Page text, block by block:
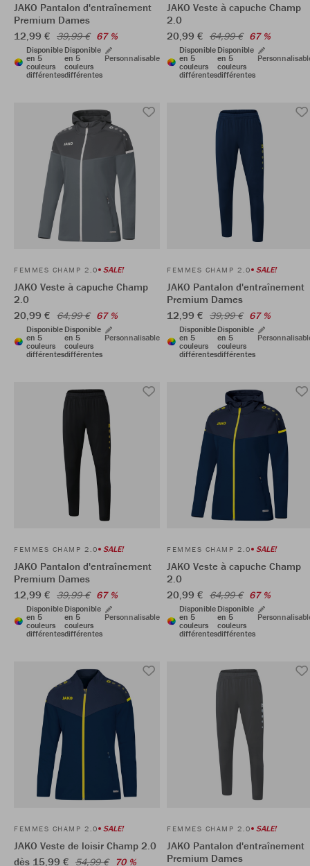
JAKO Pantalon d'entraînement
Premium Dames
12,99 € 39,99 € 67 %
Disponible
en 5
couleurs
différentes
Disponible
en 5
couleurs
différentes
Personnalisable
JAKO Veste à capuche Champ
2.0
20,99 € 64,99 € 67 %
Disponible
en 5
couleurs
différentes
Disponible
en 5
couleurs
différentes
FEMMES CHAMP 2.0 SALE!
JAKO Veste à capuche Champ
2.0
20,99 € 64,99 € 67 %
Disponible
en 5
couleurs
différentes
Disponible
en 5
couleurs
différentes
Personnalisable
FEMMES CHAMP 2.0 SALE!
JAKO Pantalon d'entraînement
Premium Dames
12,99 € 39,99 € 67 %
Disponible
en 5
couleurs
différentes
Disponible
en 5
couleurs
différentes
FEMMES CHAMP 2.0 SALE!
JAKO Pantalon d'entraînement
Premium Dames
12,99 € 39,99 € 67 %
Disponible
en 5
couleurs
différentes
Disponible
en 5
couleurs
différentes
Personnalisable
FEMMES CHAMP 2.0 SALE!
JAKO Veste à capuche Champ
2.0
20,99 € 64,99 € 67 %
Disponible
en 5
couleurs
différentes
Disponible
en 5
couleurs
différentes
FEMMES CHAMP 2.0 SALE!
JAKO Veste de loisir Champ 2.0
dès 15,99 € 54,99 € 70 %
FEMMES CHAMP 2.0 SALE!
JAKO Pantalon d'entraînement
Premium Dames